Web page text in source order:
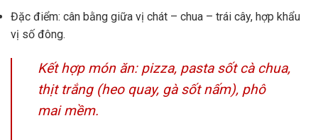
Đặc điểm: cân bằng giữa vị chát – chua – trái cây, hợp khẩu
vị số đông.
Kết hợp món ăn: pizza, pasta sốt cà chua,
thịt trắng (heo quay, gà sốt nấm), phô
mai mềm.